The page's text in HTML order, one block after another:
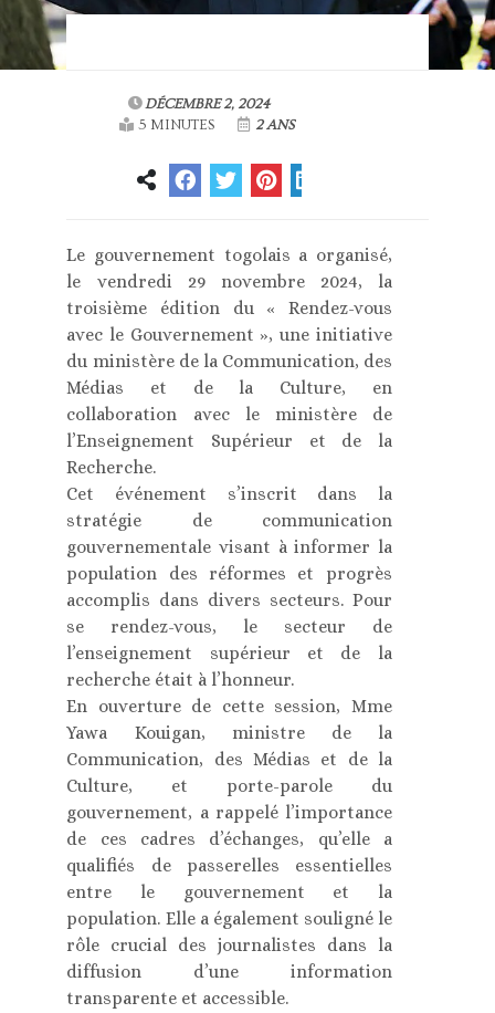
DÉCEMBRE 2, 2024
5 MINUTES
2 ANS
Le gouvernement togolais a organisé,
le vendredi 29 novembre 2024, la
troisième édition du « Rendez-vous
avec le Gouvernement », une initiative
du ministère de la Communication, des
Médias et de la Culture, en
collaboration avec le ministère de
l’Enseignement Supérieur et de la
Recherche.
Cet événement s’inscrit dans la
stratégie de communication
gouvernementale visant à informer la
population des réformes et progrès
accomplis dans divers secteurs. Pour
se rendez-vous, le secteur de
l’enseignement supérieur et de la
recherche était à l’honneur.
En ouverture de cette session, Mme
Yawa Kouigan, ministre de la
Communication, des Médias et de la
Culture, et porte-parole du
gouvernement, a rappelé l’importance
de ces cadres d’échanges, qu’elle a
qualifiés de passerelles essentielles
entre le gouvernement et la
population. Elle a également souligné le
rôle crucial des journalistes dans la
diffusion d’une information
transparente et accessible.